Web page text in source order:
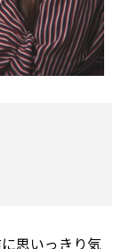
思いっきり気